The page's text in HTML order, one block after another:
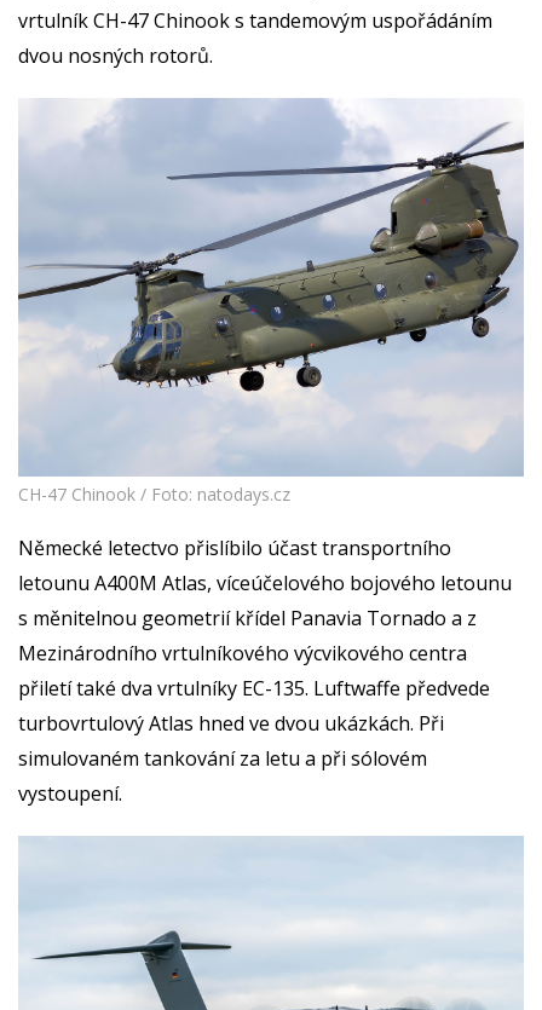
vrtulník CH-47 Chinook s tandemovým uspořádáním
dvou nosných rotorů.
CH-47 Chinook / Foto: natodays.cz
Německé letectvo přislíbilo účast transportního
letounu A400M Atlas, víceúčelového bojového letounu
s měnitelnou geometrií křídel Panavia Tornado a z
Mezinárodního vrtulníkového výcvikového centra
přiletí také dva vrtulníky EC-135. Luftwaffe předvede
turbovrtulový Atlas hned ve dvou ukázkách. Při
simulovaném tankování za letu a při sólovém
vystoupení.